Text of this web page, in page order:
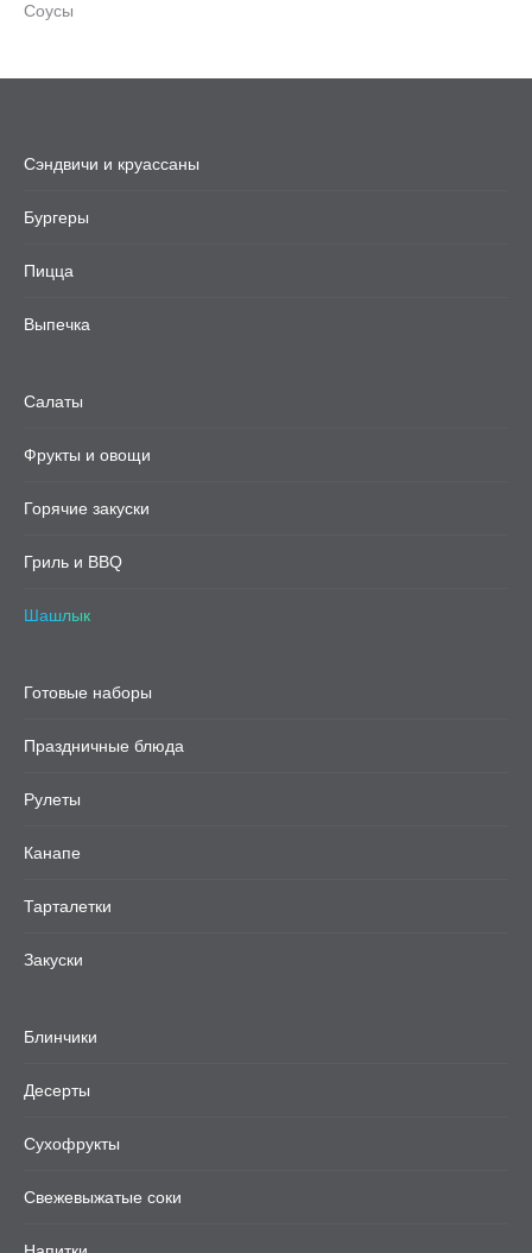
Соусы
Сэндвичи и круассаны
Бургеры
Пицца
Выпечка
Салаты
Фрукты и овощи
Горячие закуски
Гриль и BBQ
Шашлык
Готовые наборы
Праздничные блюда
Рулеты
Канапе
Тарталетки
Закуски
Блинчики
Десерты
Сухофрукты
Свежевыжатые соки